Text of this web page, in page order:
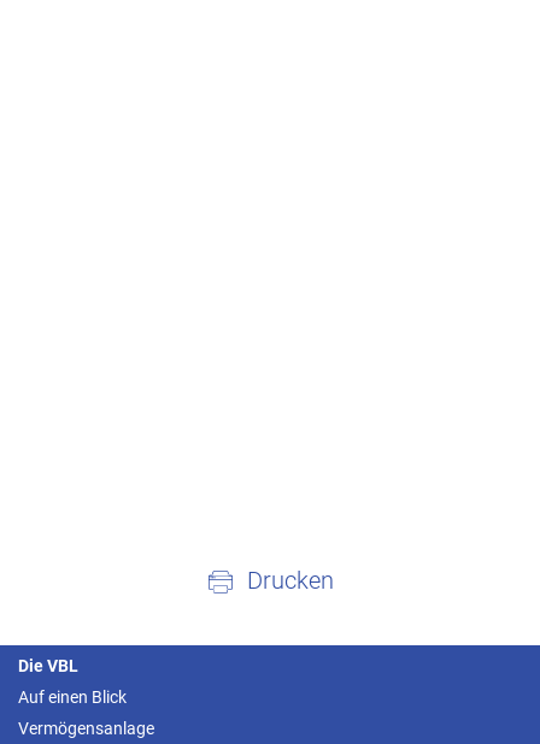
Drucken
Die VBL
Auf einen Blick
Vermögensanlage